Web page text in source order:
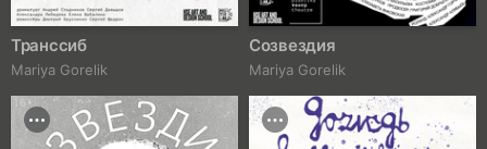
Транссиб
Mariya Gorelik
Созвездия
Mariya Gorelik